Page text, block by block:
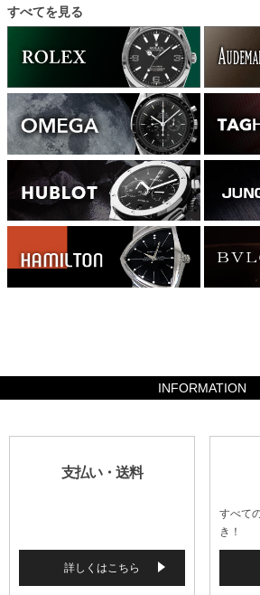
すべてを見る
INFORMATION
支払い・送料
詳しくはこちら
すべて
き！